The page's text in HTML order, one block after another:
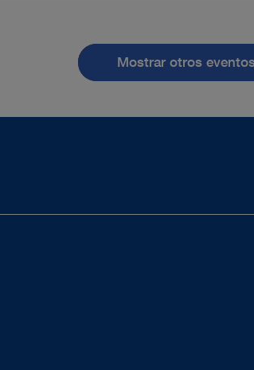
Mostrar otros